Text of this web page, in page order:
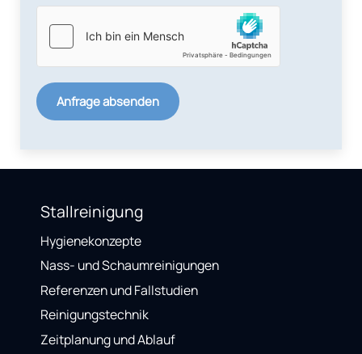
Anfrage absenden
Stallreinigung
Hygienekonzepte
Nass- und Schaumreinigungen
Referenzen und Fallstudien
Reinigungstechnik
Zeitplanung und Ablauf